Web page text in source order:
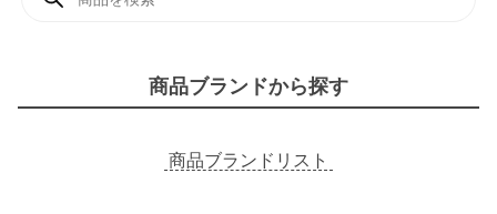
商品ブランドから探す
商品ブランドリスト